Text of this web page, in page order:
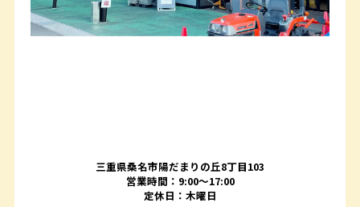
三重県桑名市陽だまりの丘8丁目103
営業時間：9:00〜17:00
定休日：木曜日